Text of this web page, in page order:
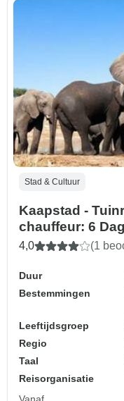
Stad & Cultuur
Kaapstad -
chauffeur: 6
4,0 (1
Duur
Bestemmingen
Leeftijdsgroep
Regio
Taal
Reisorganisatie